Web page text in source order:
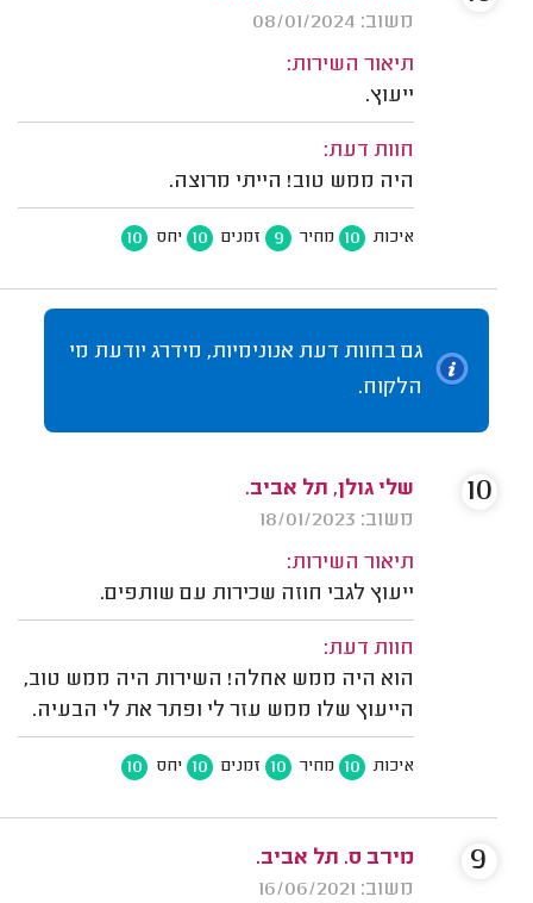
משוב: 08/01/2024
תיאור השירות:
ייעוץ.
חוות דעת:
היה ממש טוב! הייתי מרוצה.
איכות 10 מחיר 9 זמנים 10 יחס 10
גם בחוות דעת אנונימיות, מידרג יודעת מי
הלקוח.
שלי גולן, תל אביב.
משוב: 18/01/2023
תיאור השירות:
ייעוץ לגבי חוזה שכירות עם שותפים.
חוות דעת:
הוא היה ממש אחלה! השירות היה ממש טוב,
הייעוץ שלו ממש עזר לי ופתר את לי הבעיה.
איכות 10 מחיר 10 זמנים 10 יחס 10
10
מירב ס. תל אביב.
משוב: 16/06/2021
9